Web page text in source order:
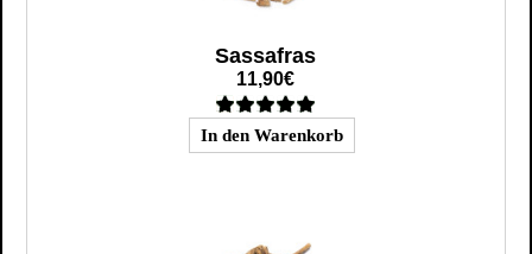
Sassafras
11,90€